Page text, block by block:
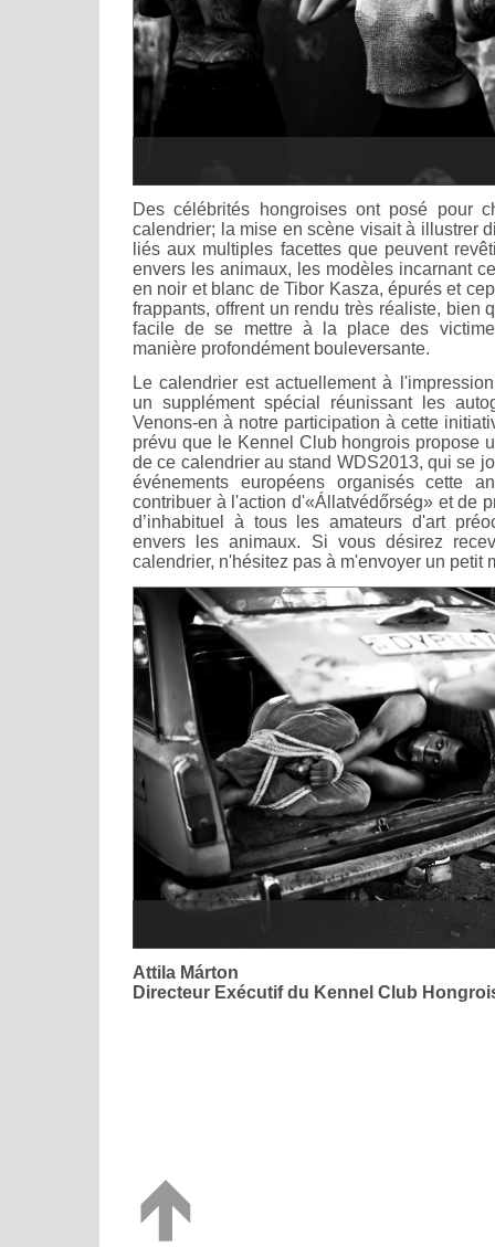
Des célébrités hongroises ont posé pour
calendrier; la mise en scène visait à illustrer
liés aux multiples facettes que peuvent
envers les animaux, les modèles incarnant
en noir et blanc de Tibor Kasza, épurés et
frappants, offrent un rendu très réaliste, bien
facile de se mettre à la place des
manière profondément bouleversante.
Le calendrier est actuellement à
un supplément spécial réunissant les
Venons-en à notre participation à cette
prévu que le Kennel Club hongrois propose
de ce calendrier au stand WDS2013, qui se
événements européens organisés cette
contribuer à l'action d'«Állatvédőrség» et de
d’inhabituel à tous les amateurs d'art
envers les animaux. Si vous désirez
calendrier, n'hésitez pas à m'envoyer un petit
Attila Márton
Directeur Exécutif du Kennel Club